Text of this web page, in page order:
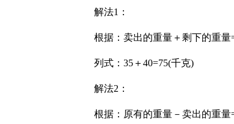
解法1：
根据：卖出的重量＋剩下的重量
列式：35＋40=75(千克)
解法2：
根据：原有的重量－卖出的重量